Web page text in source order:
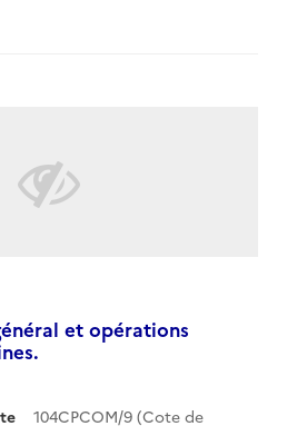
et opérations
104CPCOM/9 (Cote de